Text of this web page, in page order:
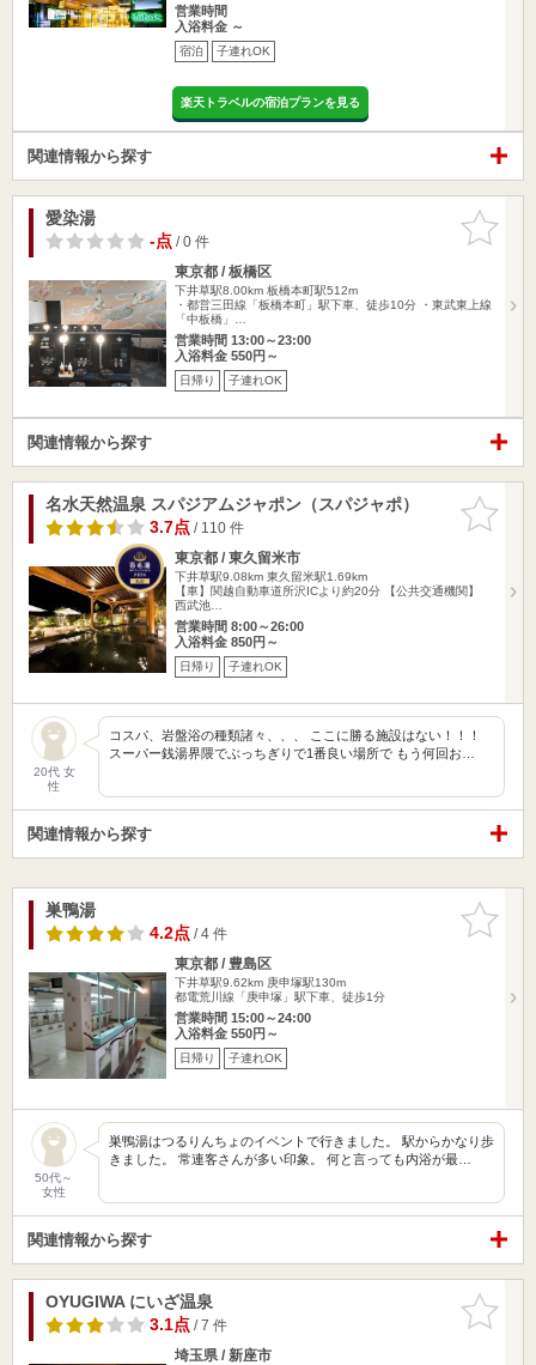
営業時間
入浴料金 ～
宿泊 子連れOK
楽天トラベルの宿泊プランを見る
関連情報から探す
お気に入
りに追加
愛染湯
-点/ 0 件
東京都 / 板橋区
下井草駅8.00km 板橋本町駅512m
・都営三田線「板橋本町」駅下車、徒歩10分 ・東武東上線
「中板橋」…
営業時間 13:00～23:00
入浴料金 550円～
日帰り 子連れOK
関連情報から探す
お気に入
りに追加
名水天然温泉 スパジアムジャポン（スパジャポ）
3.7点/ 110 件
東京都 / 東久留米市
下井草駅9.08km 東久留米駅1.69km
【車】関越自動車道所沢ICより約20分 【公共交通機関】
西武池…
営業時間 8:00～26:00
入浴料金 850円～
日帰り 子連れOK
20代 女
性
コスパ、岩盤浴の種類諸々、、、 ここに勝る施設はない！！！
スーパー銭湯界隈でぶっちぎりで1番良い場所で もう何回お…
関連情報から探す
お気に入
りに追加
巣鴨湯
4.2点/ 4 件
東京都 / 豊島区
下井草駅9.62km 庚申塚駅130m
都電荒川線「庚申塚」駅下車、徒歩1分
営業時間 15:00～24:00
入浴料金 550円～
日帰り 子連れOK
50代～
女性
巣鴨湯はつるりんちょのイベントで行きました。 駅からかなり歩
きました。 常連客さんが多い印象。 何と言っても内浴が最…
関連情報から探す
お気に入
りに追加
OYUGIWA にいざ温泉
3.1点/ 7 件
埼玉県 / 新座市